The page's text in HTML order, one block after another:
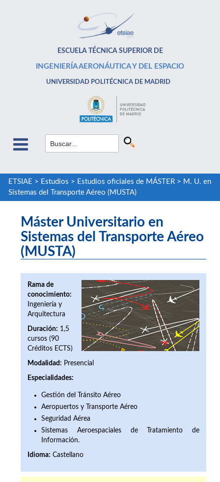
ESCUELA TÉCNICA SUPERIOR DE
INGENIERÍA AERONÁUTICA Y DEL ESPACIO
UNIVERSIDAD POLITÉCNICA DE MADRID
ETSIAE > Estudios > Estudios oficiales de MÁSTER> M. U. en
Sistemas del Transporte Aéreo (MUSTA)
Máster Universitario en
Sistemas del Transporte Aéreo
(MUSTA)
Rama de
conocimiento:
Ingeniería y
Arquitectura
Duración: 1,5
cursos (90
Créditos ECTS)
Modalidad: Presencial
Especialidades:
Gestión del Tránsito Aéreo
Aeropuertos y Transporte Aéreo
Seguridad Aérea
Sistemas Aeroespaciales de Tratamiento de
Información.
Idioma: Castellano